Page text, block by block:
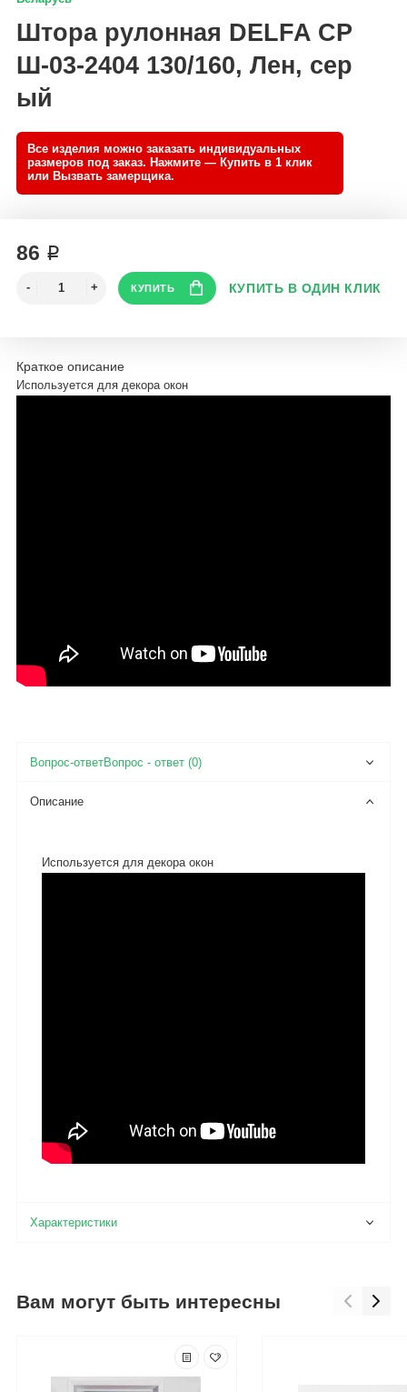
Штора рулонная DELFA СР
Ш-03-2404 130/160, Лен, сер
ый
86 ₽
Краткое описание
Используется для декора окон
Вопрос - ответ (0)
Описание
Используется для декора окон
Вам могут быть интересны